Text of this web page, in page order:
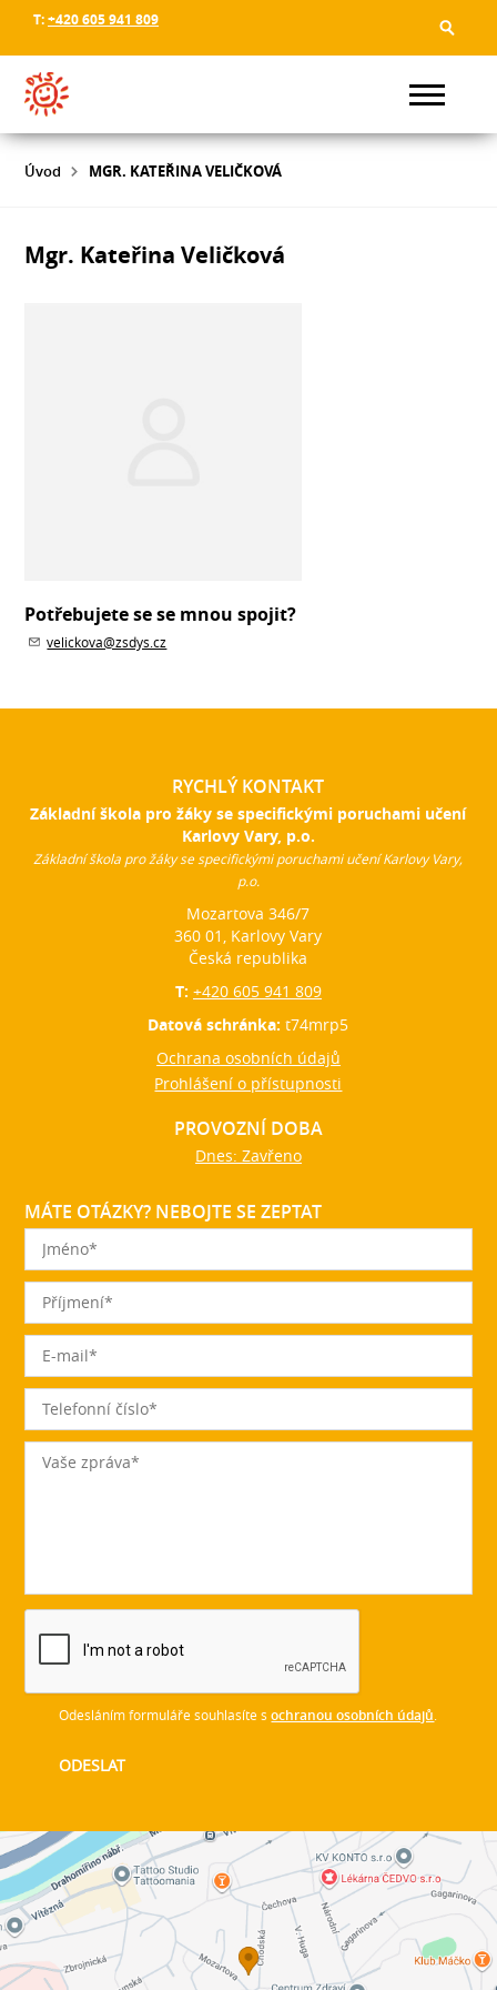
T:+420 605 941 809
Úvod MGR. KATEŘINA VELIČKOVÁ
Mgr. Kateřina Veličková
Potřebujete se se mnou spojit?
velickova@zsdys.cz
RYCHLÝ KONTAKT
Základní škola pro žáky se specifickými poruchami učení
Karlovy Vary, p.o.
Základní škola pro žáky se specifickými poruchami učení Karlovy Vary,
p.o.
Mozartova 346/7
360 01, Karlovy Vary
Česká republika
T: +420 605 941 809
Datová schránka:t74mrp5
Ochrana osobních údajů
Prohlášení o přístupnosti
PROVOZNÍ DOBA
Dnes: Zavřeno
MÁTE OTÁZKY? NEBOJTE SE ZEPTAT
Odesláním formuláře souhlasíte sochranou osobních údajů